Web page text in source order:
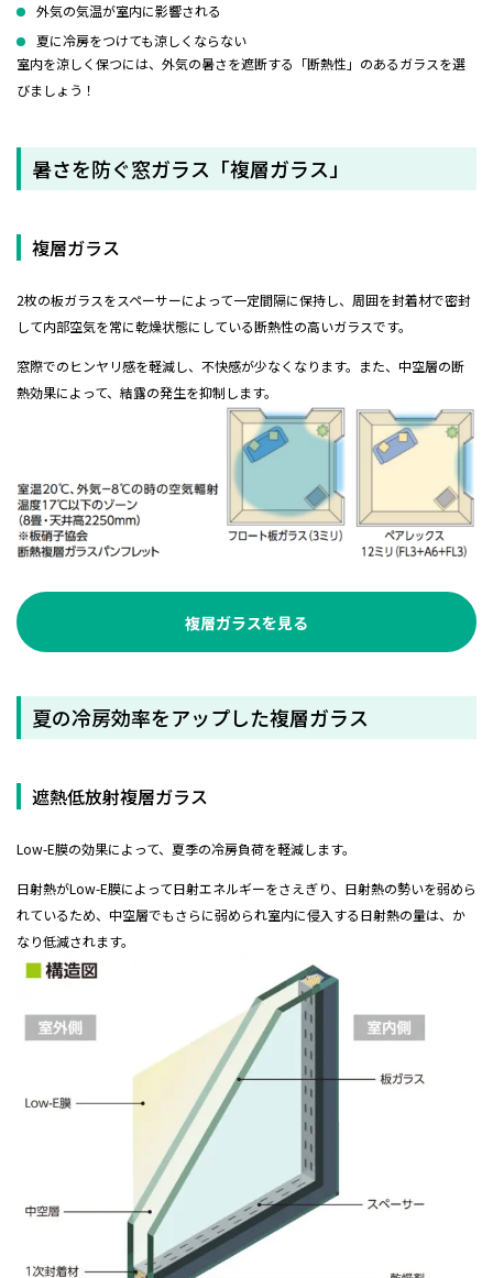
外気の気温が室内に影響される
夏に冷房をつけても涼しくならない
室内を涼しく保つには、外気の暑さを遮断する「断熱性」のあるガラスを選
びましょう！
暑さを防ぐ窓ガラス「複層ガラス」
複層ガラス
2枚の板ガラスをスペーサーによって一定間隔に保持し、周囲を封着材で密封
して内部空気を常に乾燥状態にしている断熱性の高いガラスです。
窓際でのヒンヤリ感を軽減し、不快感が少なくなります。また、中空層の断
熱効果によって、結露の発生を抑制します。
複層ガラスを見る
夏の冷房効率をアップした複層ガラス
遮熱低放射複層ガラス
Low-E膜の効果によって、夏季の冷房負荷を軽減します。
日射熱がLow-E膜によって日射エネルギーをさえぎり、日射熱の勢いを弱めら
れているため、中空層でもさらに弱められ室内に侵入する日射熱の量は、か
なり低減されます。